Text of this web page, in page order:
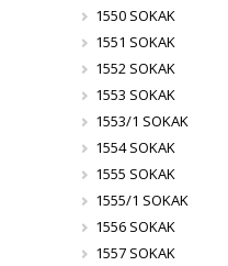
1550 SOKAK
1551 SOKAK
1552 SOKAK
1553 SOKAK
1553/1 SOKAK
1554 SOKAK
1555 SOKAK
1555/1 SOKAK
1556 SOKAK
1557 SOKAK